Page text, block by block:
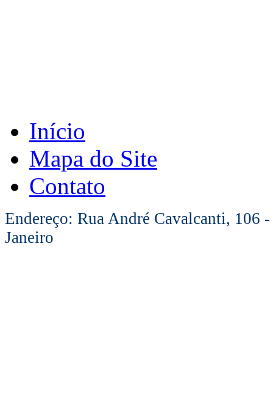
Início
Mapa do Site
Contato
Endereço: Rua André Cavalcanti, 106
Janeiro